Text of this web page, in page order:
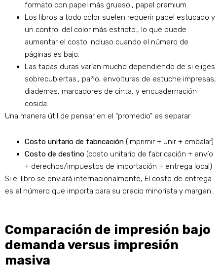
formato con papel más grueso., papel premium.
Los libros a todo color suelen requerir papel estucado y
un control del color más estricto., lo que puede
aumentar el costo incluso cuando el número de
páginas es bajo.
Las tapas duras varían mucho dependiendo de si eliges
sobrecubiertas., paño, envolturas de estuche impresas,
diademas, marcadores de cinta, y encuadernación
cosida.
Una manera útil de pensar en el “promedio” es separar:
Costo unitario de fabricación (imprimir + unir + embalar)
Costo de destino (costo unitario de fabricación + envío
+ derechos/impuestos de importación + entrega local)
Si el libro se enviará internacionalmente, El costo de entrega
es el número que importa para su precio minorista y margen..
Comparación de impresión bajo
demanda versus impresión
masiva